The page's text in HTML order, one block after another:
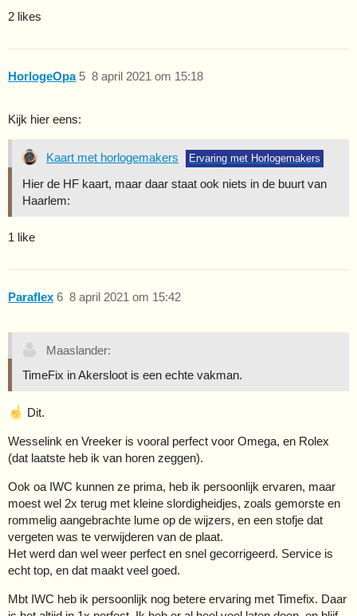
2 likes
HorlogeOpa 8 april 2021 om 15:18
5
Kijk hier eens:
Kaart met horlogemakers Ervaring met Horlogemakers
Hier de HF kaart, maar daar staat ook niets in de buurt van
Haarlem:
1 like
Paraflex 8 april 2021 om 15:42
6
Maaslander:
TimeFix in Akersloot is een echte vakman.
Dit.
Wesselink en Vreeker is vooral perfect voor Omega, en Rolex
(dat laatste heb ik van horen zeggen).
Ook oa IWC kunnen ze prima, heb ik persoonlijk ervaren, maar
moest wel 2x terug met kleine slordigheidjes, zoals gemorste en
rommelig aangebrachte lume op de wijzers, en een stofje dat
vergeten was te verwijderen van de plaat.
Het werd dan wel weer perfect en snel gecorrigeerd. Service is
echt top, en dat maakt veel goed.
Mbt IWC heb ik persoonlijk nog betere ervaring met Timefix. Daar